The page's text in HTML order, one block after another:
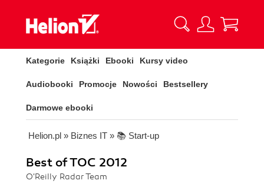
Kategorie Książki Ebooki Kursy video
Audiobooki Promocje Nowości Bestsellery
Darmowe ebooki
Helion.pl » Biznes IT » 📚 Start-up
Best of TOC 2012
O'Reilly Radar Team